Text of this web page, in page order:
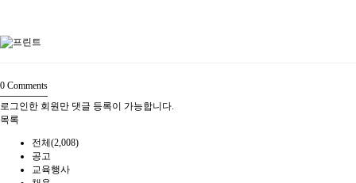
0 Comments
로그인한 회원만 댓글 등록이 가능합니다.
목록
전체(2,008)
공고
교육행사